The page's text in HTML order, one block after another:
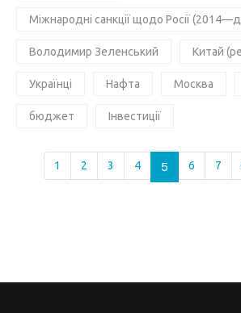
Міжнародні санкції щодо Росії
Володимир Зеленський Китай
Українці Нафта Москва
бюджет Інвестиції
1 2 3 4 5 6 7